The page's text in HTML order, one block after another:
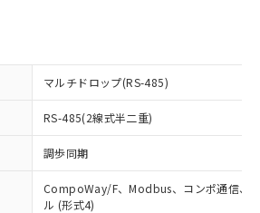
マルチドロップ(RS-485)
RS-485(2線式半二重)
調歩同期
CompoWay/F、Modbus、コンポ通信、
ル (形式4)
は、対応完了までの期間は出
品が混在することから備考
記載しておりました。
対応品への在庫切替を完了
12日より割愛しておりま